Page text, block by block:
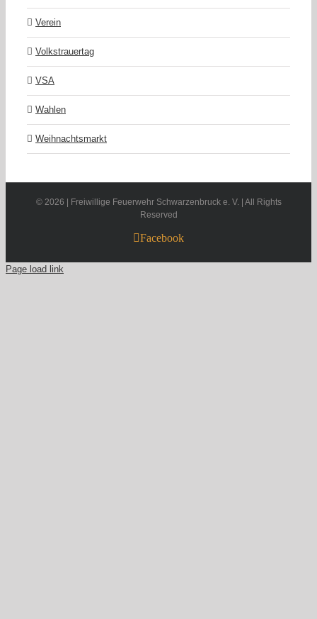
Verein
Volkstrauertag
VSA
Wahlen
Weihnachtsmarkt
© 2026 | Freiwillige Feuerwehr Schwarzenbruck e. V. | All Rights
Reserved
Facebook
Page load link